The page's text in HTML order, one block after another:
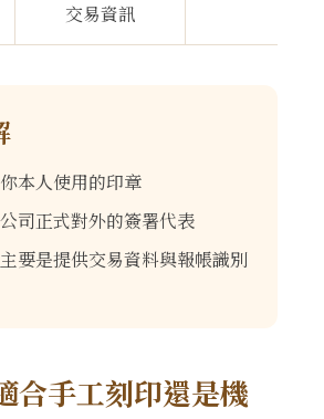
交易資訊
本人使用的印章
司正式對外的簽署代表
要是提供交易資料與報帳識別
合手工刻印還是機